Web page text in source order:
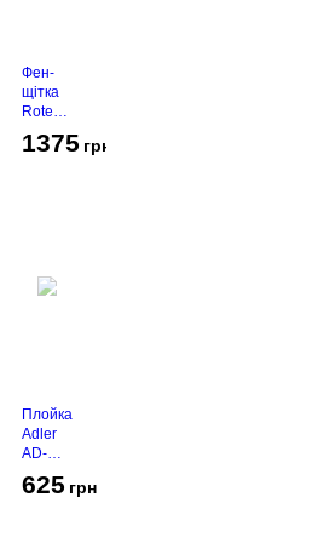
Фен-
щітка
Rotex
RHC-
490-T
1375 грн
Плойка
Adler
AD-
2116
625 грн